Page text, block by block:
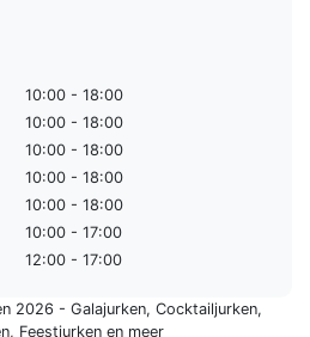
10:00 - 18:00
10:00 - 18:00
10:00 - 18:00
10:00 - 18:00
10:00 - 18:00
10:00 - 17:00
12:00 - 17:00
2026 - Galajurken, Cocktailjurken,
, Feestjurkenen meer